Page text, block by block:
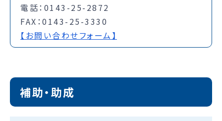
電話：0143-25-2872
FAX：0143-25-3330
【お問い合わせフォーム】
補助・助成